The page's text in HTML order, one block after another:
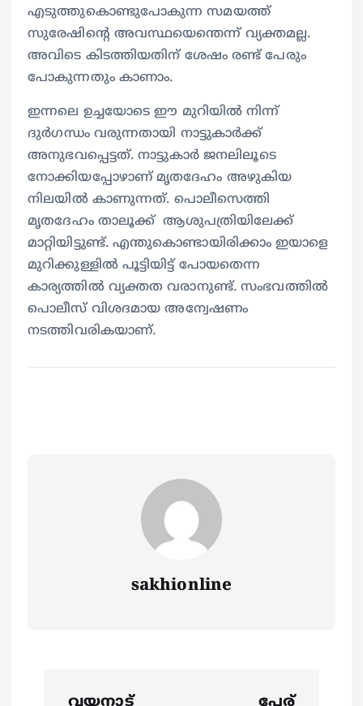
എടുത്തുകൊണ്ടുപോകുന്ന സമയത്ത്
സുരേഷിന്‍റെ അവസ്ഥയെന്തെന്ന് വ്യക്തമല്ല.
അവിടെ കിടത്തിയതിന് ശേഷം രണ്ട് പേരും
പോകുന്നതും കാണാം.
ഇന്നലെ ഉച്ചയോടെ ഈ മുറിയില്‍ നിന്ന്
ദുര്‍ഗന്ധം വരുന്നതായി നാട്ടുകാര്‍ക്ക്
അനുഭവപ്പെട്ടത്. നാട്ടുകാര്‍ ജനലിലൂടെ
നോക്കിയപ്പോഴാണ് മൃതദേഹം അഴുകിയ
നിലയില്‍ കാണുന്നത്. പൊലീസെത്തി
മൃതദേഹം താലൂക്ക് ആശുപത്രിയിലേക്ക്
മാറ്റിയിട്ടുണ്ട്. എന്തുകൊണ്ടായിരിക്കാം ഇയാളെ
മുറിക്കുള്ളില്‍ പൂട്ടിയിട്ട് പോയതെന്ന
കാര്യത്തില്‍ വ്യക്തത വരാനുണ്ട്. സംഭവത്തില്‍
പൊലീസ് വിശദമായ അന്വേഷണം
നടത്തിവരികയാണ്.
sakhionline
വയനാട് പേര്